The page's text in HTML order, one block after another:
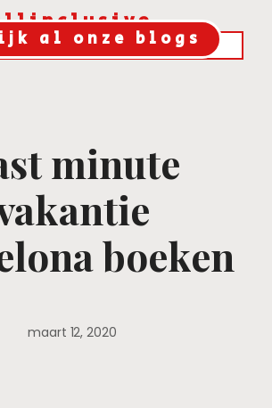
al onze blogs
minute
boeken
maart 12, 2020